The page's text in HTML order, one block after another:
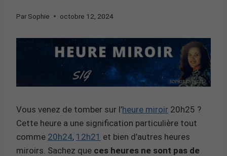
Par Sophie octobre 12, 2024
Vous venez de tomber sur l’heure miroir 20h25 ?
Cette heure a une signification particulière tout
comme 20h24, 12h21 et bien d’autres heures
miroirs. Sachez que ces heures ne sont pas de